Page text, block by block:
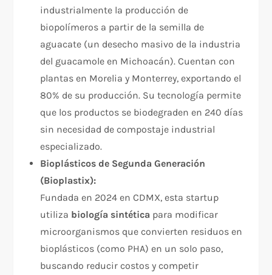
industrialmente la producción de
biopolímeros a partir de la semilla de
aguacate (un desecho masivo de la industria
del guacamole en Michoacán). Cuentan con
plantas en Morelia y Monterrey, exportando el
80% de su producción. Su tecnología permite
que los productos se biodegraden en 240 días
sin necesidad de compostaje industrial
especializado.​
Bioplásticos de Segunda Generación
(Bioplastix):
Fundada en 2024 en CDMX, esta startup
utiliza biología sintética para modificar
microorganismos que convierten residuos en
bioplásticos (como PHA) en un solo paso,
buscando reducir costos y competir